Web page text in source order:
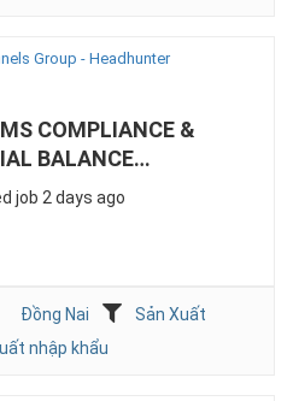
Group - Headhunter
COMPLIANCE &
BALANCE
(EPE)
job 2 days ago
Đồng Nai
Sản Xuất
nhập khẩu